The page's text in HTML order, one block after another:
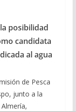
posibilidad
candidata
al agua
de Pesca
junto a la